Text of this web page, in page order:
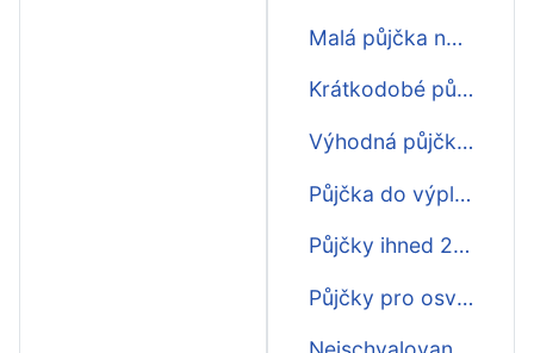
Malá půjčka nonstop ihned
Krátkodobé půjčky ihned
Výhodná půjčka ihned
Půjčka do výplaty ihned na účet
Půjčky ihned 200 000
Půjčky pro osvč ihned